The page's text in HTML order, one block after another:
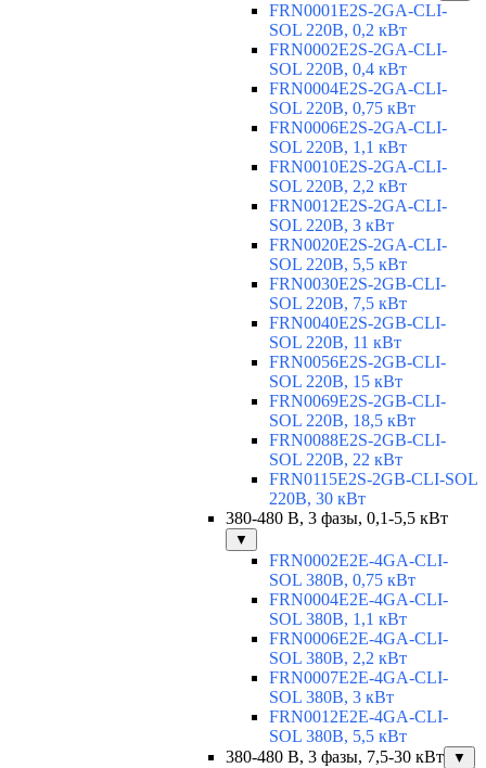
FRN0001E2S-2GA-CLI-
SOL 220В, 0,2 кВт
FRN0002E2S-2GA-CLI-
SOL 220В, 0,4 кВт
FRN0004E2S-2GA-CLI-
SOL 220В, 0,75 кВт
FRN0006E2S-2GA-CLI-
SOL 220В, 1,1 кВт
FRN0010E2S-2GA-CLI-
SOL 220В, 2,2 кВт
FRN0012E2S-2GA-CLI-
SOL 220В, 3 кВт
FRN0020E2S-2GA-CLI-
SOL 220В, 5,5 кВт
FRN0030E2S-2GB-CLI-
SOL 220В, 7,5 кВт
FRN0040E2S-2GB-CLI-
SOL 220В, 11 кВт
FRN0056E2S-2GB-CLI-
SOL 220В, 15 кВт
FRN0069E2S-2GB-CLI-
SOL 220В, 18,5 кВт
FRN0088E2S-2GB-CLI-
SOL 220В, 22 кВт
FRN0115E2S-2GB-CLI-SOL
220В, 30 кВт
380-480 В, 3 фазы, 0,1-5,5 кВт
▼
FRN0002E2E-4GA-CLI-
SOL 380В, 0,75 кВт
FRN0004E2E-4GA-CLI-
SOL 380В, 1,1 кВт
FRN0006E2E-4GA-CLI-
SOL 380В, 2,2 кВт
FRN0007E2E-4GA-CLI-
SOL 380В, 3 кВт
FRN0012E2E-4GA-CLI-
SOL 380В, 5,5 кВт
380-480 В, 3 фазы, 7,5-30 кВт
▼